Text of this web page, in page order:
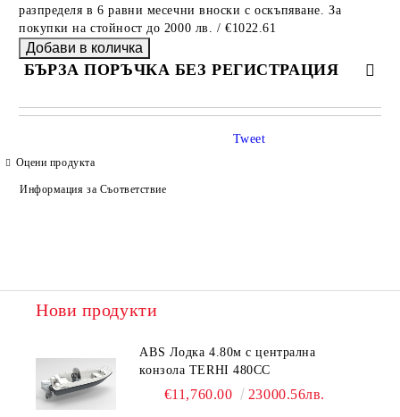
разпределя в 6 равни месечни вноски с оскъпяване. За
покупки на стойност до 2000 лв. / €1022.61
БЪРЗА ПОРЪЧКА БЕЗ РЕГИСТРАЦИЯ
САМО ПОПЪЛНЕТЕ 4 ПОЛЕТА
Ние ще се свържем с вас в рамките на работния ден.
Оцени продукта
Информация за Съответствие
Tweet
Нови продукти
ABS Лодка 4.80м с централна
конзола TERHI 480CC
€11,760.00 23000.56лв.